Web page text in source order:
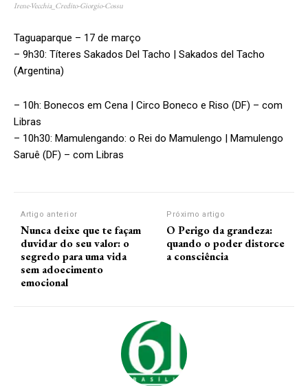
Irene-Vecchia_Credito-Giorgio-Cossu
Taguaparque – 17 de março
– 9h30: Títeres Sakados Del Tacho | Sakados del Tacho
(Argentina)
– 10h: Bonecos em Cena | Circo Boneco e Riso (DF) – com
Libras
– 10h30: Mamulengando: o Rei do Mamulengo | Mamulengo
Saruê (DF) – com Libras
Artigo anterior
Nunca deixe que te façam
duvidar do seu valor: o
segredo para uma vida
sem adoecimento
emocional
Próximo artigo
O Perigo da grandeza:
quando o poder distorce
a consciência